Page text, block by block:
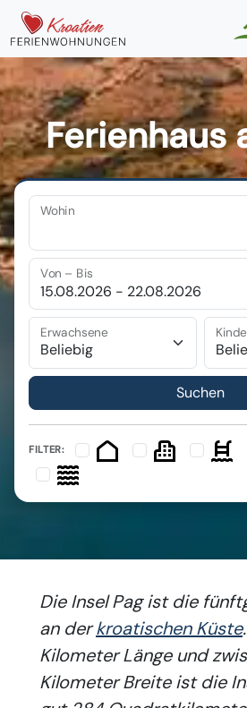
Ferienhaus
Wohin
Von – Bis
Erwachsene
FILTER:
Die Insel Pag ist die
an derkroatischen Küste
Kilometer Länge und
Kilometer Breite ist die